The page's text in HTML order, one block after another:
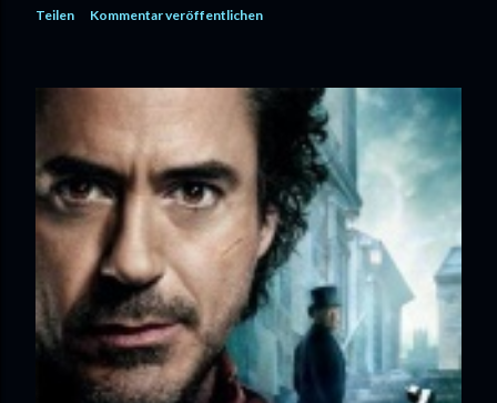
Teilen Kommentar veröffentlichen